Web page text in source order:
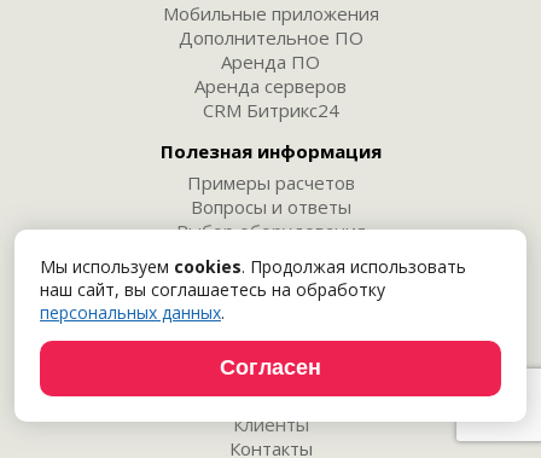
Мобильные приложения
Дополнительное ПО
Аренда ПО
Аренда серверов
CRM Битрикс24
Полезная информация
Примеры расчетов
Вопросы и ответы
Выбор оборудования
Внедрение
Техническая поддержка
Новости
Мероприятия
Клиенты
Контакты
Мы используем cookies. Продолжая использовать
наш сайт, вы соглашаетесь на обработку
персональных данных.
Согласен